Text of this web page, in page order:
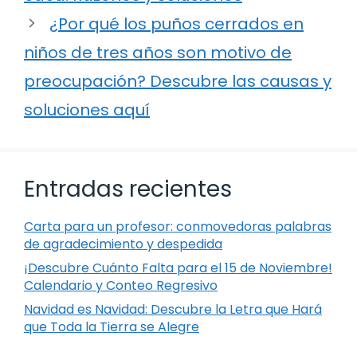
¿Por qué los puños cerrados en
niños de tres años son motivo de
preocupación? Descubre las causas y
soluciones aquí
Entradas recientes
Carta para un profesor: conmovedoras palabras
de agradecimiento y despedida
¡Descubre Cuánto Falta para el 15 de Noviembre!
Calendario y Conteo Regresivo
Navidad es Navidad: Descubre la Letra que Hará
que Toda la Tierra se Alegre